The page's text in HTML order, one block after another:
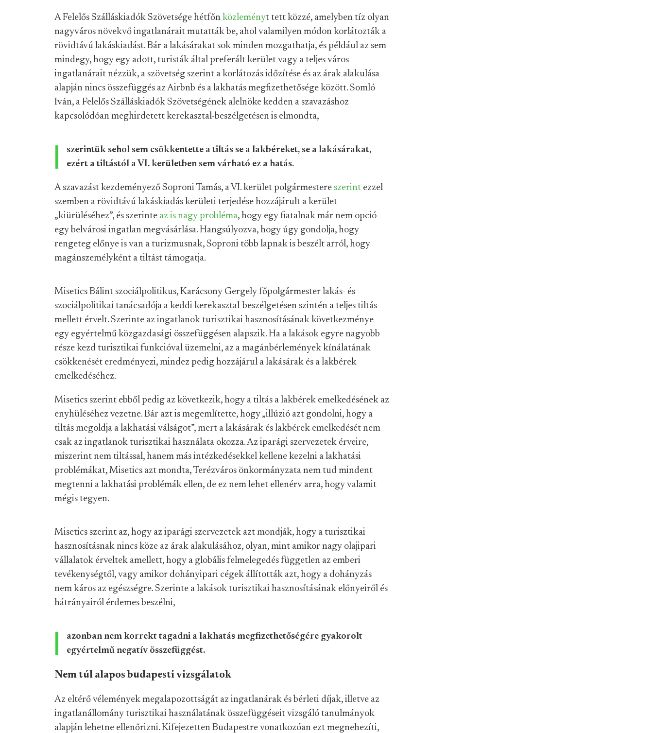
A Felelős Szálláskiadók Szövetsége hétfőn közleményt tett közzé, amelyben tíz olyan
nagyváros növekvő ingatlanárait mutatták be, ahol valamilyen módon korlátozták a
rövidtávú lakáskiadást. Bár a lakásárakat sok minden mozgathatja, és például az sem
mindegy, hogy egy adott, turisták által preferált kerület vagy a teljes város
ingatlanárait nézzük, a szövetség szerint a korlátozás időzítése és az árak alakulása
alapján nincs összefüggés az Airbnb és a lakhatás megfizethetősége között. Somló
Iván, a Felelős Szálláskiadók Szövetségének alelnöke kedden a szavazáshoz
kapcsolódóan meghirdetett kerekasztal-beszélgetésen is elmondta,
szerintük sehol sem csökkentette a tiltás se a lakbéreket, se a lakásárakat,
ezért a tiltástól a VI. kerületben sem várható ez a hatás.
A szavazást kezdeményező Soproni Tamás, a VI. kerület polgármestere szerint ezzel
szemben a rövidtávú lakáskiadás kerületi terjedése hozzájárult a kerület
„kiürüléséhez”, és szerinte az is nagy probléma, hogy egy fiatalnak már nem opció
egy belvárosi ingatlan megvásárlása. Hangsúlyozva, hogy úgy gondolja, hogy
rengeteg előnye is van a turizmusnak, Soproni több lapnak is beszélt arról, hogy
magánszemélyként a tiltást támogatja.
Misetics Bálint szociálpolitikus, Karácsony Gergely főpolgármester lakás- és
szociálpolitikai tanácsadója a keddi kerekasztal-beszélgetésen szintén a teljes tiltás
mellett érvelt. Szerinte az ingatlanok turisztikai hasznosításának következménye
egy egyértelmű közgazdasági összefüggésen alapszik. Ha a lakások egyre nagyobb
része kezd turisztikai funkcióval üzemelni, az a magánbérlemények kínálatának
csökkenését eredményezi, mindez pedig hozzájárul a lakásárak és a lakbérek
emelkedéséhez.
Misetics szerint ebből pedig az következik, hogy a tiltás a lakbérek emelkedésének az
enyhüléséhez vezetne. Bár azt is megemlítette, hogy „illúzió azt gondolni, hogy a
tiltás megoldja a lakhatási válságot”, mert a lakásárak és lakbérek emelkedését nem
csak az ingatlanok turisztikai használata okozza. Az iparági szervezetek érveire,
miszerint nem tiltással, hanem más intézkedésekkel kellene kezelni a lakhatási
problémákat, Misetics azt mondta, Terézváros önkormányzata nem tud mindent
megtenni a lakhatási problémák ellen, de ez nem lehet ellenérv arra, hogy valamit
mégis tegyen.
Misetics szerint az, hogy az iparági szervezetek azt mondják, hogy a turisztikai
hasznosításnak nincs köze az árak alakulásához, olyan, mint amikor nagy olajipari
vállalatok érveltek amellett, hogy a globális felmelegedés független az emberi
tevékenységtől, vagy amikor dohányipari cégek állították azt, hogy a dohányzás
nem káros az egészségre. Szerinte a lakások turisztikai hasznosításának előnyeiről és
hátrányairól érdemes beszélni,
azonban nem korrekt tagadni a lakhatás megfizethetőségére gyakorolt
egyértelmű negatív összefüggést.
Nem túl alapos budapesti vizsgálatok
Az eltérő vélemények megalapozottságát az ingatlanárak és bérleti díjak, illetve az
ingatlanállomány turisztikai használatának összefüggéseit vizsgáló tanulmányok
alapján lehetne ellenőrizni. Kifejezetten Budapestre vonatkozóan ezt megnehezíti,